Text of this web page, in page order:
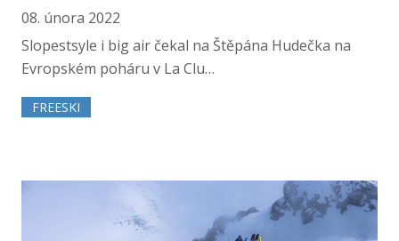
08. února 2022
Slopestsyle i big air čekal na Štěpána Hudečka na
Evropském poháru v La Clu…
FREESKI